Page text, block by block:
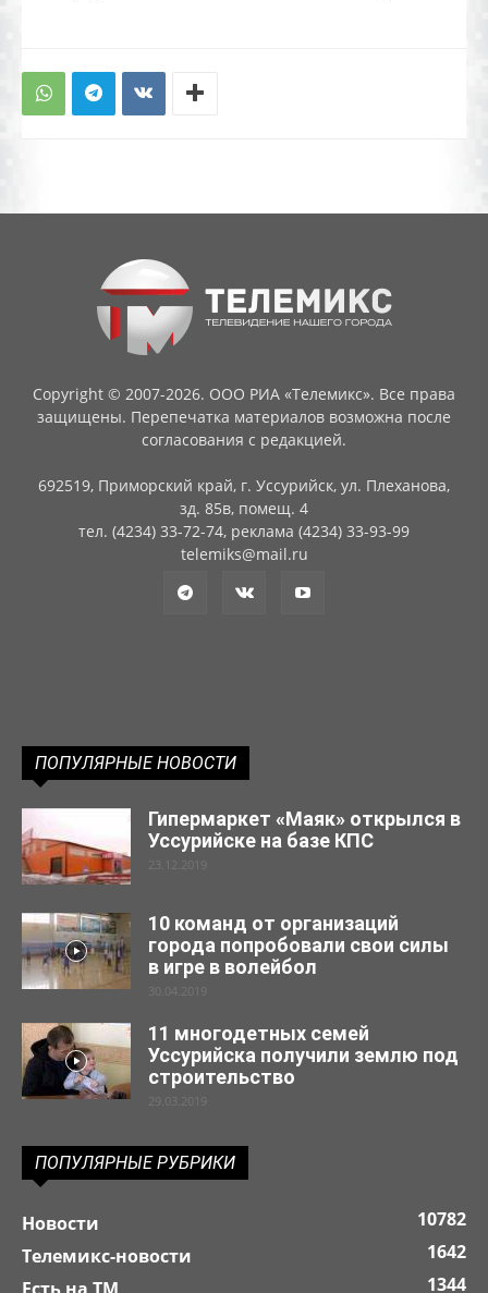
Copyright © 2007-2026. ООО РИА «Телемикс». Все права
защищены. Перепечатка материалов возможна после
согласования с редакцией.
692519, Приморский край, г. Уссурийск, ул. Плеханова,
зд. 85в, помещ. 4
тел. (4234) 33-72-74, реклама (4234) 33-93-99
telemiks@mail.ru
ПОПУЛЯРНЫЕ НОВОСТИ
Гипермаркет «Маяк» открылся в
Уссурийске на базе КПС
23.12.2019
10 команд от организаций
города попробовали свои силы
в игре в волейбол
30.04.2019
11 многодетных семей
Уссурийска получили землю под
строительство
29.03.2019
ПОПУЛЯРНЫЕ РУБРИКИ
Новости
10782
Телемикс-новости
1642
Есть на ТМ
1344